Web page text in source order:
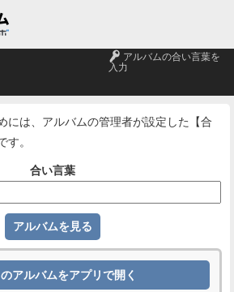
🔑 アルバムの合い言葉を
入力
には、アルバムの管理者が設定した【合
す。
合い言葉
アルバムをアプリで開く